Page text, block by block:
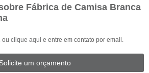
Fábrica de Camisa Branca
ou clique aqui e entre em contato por email.
Solicite um orçamento